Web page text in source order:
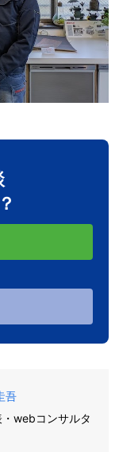
吾
webコンサルタ